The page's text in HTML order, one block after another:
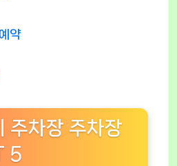
약
주차장 주차장
5